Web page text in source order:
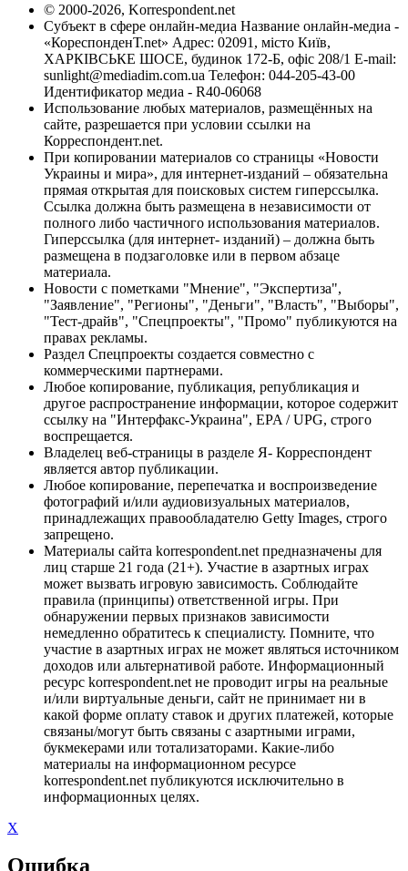
© 2000-2026, Korrespondent.net
Субъект в сфере онлайн-медиа Название онлайн-медиа -
«КореспонденТ.net» Адрес: 02091, місто Київ,
ХАРКІВСЬКЕ ШОСЕ, будинок 172-Б, офіс 208/1 E-mail:
sunlight@mediadim.com.ua Телефон: 044-205-43-00
Идентификатор медиа - R40-06068
Использование любых материалов, размещённых на
сайте, разрешается при условии ссылки на
Корреспондент.net.
При копировании материалов со страницы «Новости
Украины и мира», для интернет-изданий – обязательна
прямая открытая для поисковых систем гиперссылка.
Ссылка должна быть размещена в независимости от
полного либо частичного использования материалов.
Гиперссылка (для интернет- изданий) – должна быть
размещена в подзаголовке или в первом абзаце
материала.
Новости с пометками "Мнение", "Экспертиза",
"Заявление", "Регионы", "Деньги", "Власть", "Выборы",
"Тест-драйв", "Спецпроекты", "Промо" публикуются на
правах рекламы.
Раздел Спецпроекты создается совместно с
коммерческими партнерами.
Любое копирование, публикация, републикация и
другое распространение информации, которое содержит
ссылку на "Интерфакс-Украина", EPA / UPG, строго
воспрещается.
Владелец веб-страницы в разделе Я- Корреспондент
является автор публикации.
Любое копирование, перепечатка и воспроизведение
фотографий и/или аудиовизуальных материалов,
принадлежащих правообладателю Getty Images, строго
запрещено.
Материалы сайта korrespondent.net предназначены для
лиц старше 21 года (21+). Участие в азартных играх
может вызвать игровую зависимость. Соблюдайте
правила (принципы) ответственной игры. При
обнаружении первых признаков зависимости
немедленно обратитесь к специалисту. Помните, что
участие в азартных играх не может являться источником
доходов или альтернативой работе. Информационный
ресурс korrespondent.net не проводит игры на реальные
и/или виртуальные деньги, сайт не принимает ни в
какой форме оплату ставок и других платежей, которые
связаны/могут быть связаны с азартными играми,
букмекерами или тотализаторами. Какие-либо
материалы на информационном ресурсе
korrespondent.net публикуются исключительно в
информационных целях.
X
Ошибка